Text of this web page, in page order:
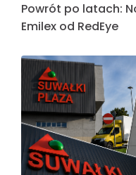
Powrót po latach:
Emilex od RedEye